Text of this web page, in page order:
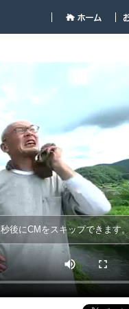
秒後にCMをスキップできます。